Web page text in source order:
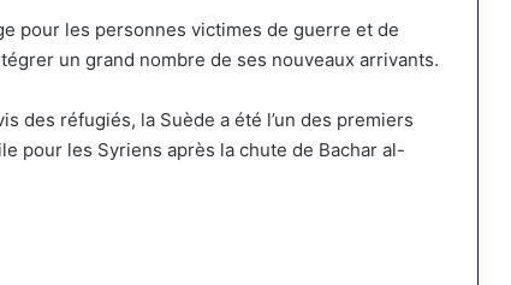
pour les personnes victimes de guerre et de
un grand nombre de ses nouveaux arrivants.
des réfugiés, la Suède a été l’un des premiers
pour les Syriens après la chute de Bachar al-